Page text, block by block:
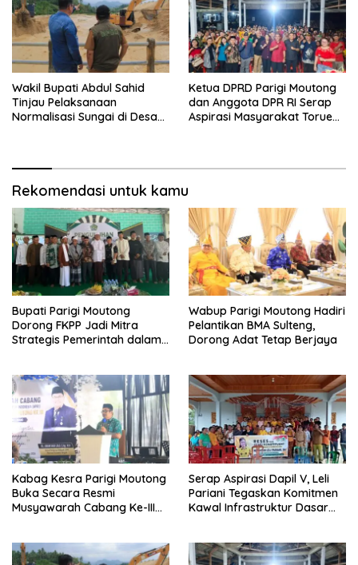
Wakil Bupati Abdul Sahid
Tinjau Pelaksanaan
Normalisasi Sungai di Desa
Ketua DPRD Parigi Moutong
dan Anggota DPR RI Serap
Aspirasi Masyarakat Torue
Rekomendasi untuk kamu
Bupati Parigi Moutong
Dorong FKPP Jadi Mitra
Strategis Pemerintah dalam
Wabup Parigi Moutong Hadiri
Pelantikan BMA Sulteng,
Dorong Adat Tetap Berjaya
Kabag Kesra Parigi Moutong
Buka Secara Resmi
Musyawarah Cabang Ke-III
Serap Aspirasi Dapil V, Leli
Pariani Tegaskan Komitmen
Kawal Infrastruktur Dasar